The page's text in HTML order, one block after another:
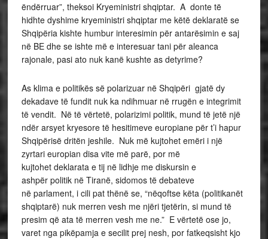
ëndërruar”, theksoi Kryeministri shqiptar. A donte të
hidhte dyshime kryeministri shqiptar me këtë deklaratë se
Shqipëria kishte humbur interesimin për antarësimin e saj
në BE dhe se ishte më e interesuar tani për aleanca
rajonale, pasi ato nuk kanë kushte as detyrime?
As klima e politikës së polarizuar në Shqipëri gjatë dy
dekadave të fundit nuk ka ndihmuar në rrugën e integrimit
të vendit. Në të vërtetë, polarizimi politik, mund të jetë një
ndër arsyet kryesore të hesitimeve europiane për t’i hapur
Shqipërisë dritën jeshile. Nuk më kujtohet emëri i një
zyrtari europian disa vite më parë, por më
kujtohet deklarata e tij në lidhje me diskursin e
ashpër politik në Tiranë, sidomos të debateve
në parlament, i cili pat thënë se, “nëqoftse këta (politikanët
shqiptarë) nuk merren vesh me njëri tjetërin, si mund të
presim që ata të merren vesh me ne.” E vërtetë ose jo,
varet nga pikëpamja e secilit prej nesh, por fatkeqsisht kjo